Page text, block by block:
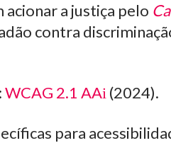
acionar a justiça pelo
contra
WCAG 2.1 AA (2024).
para